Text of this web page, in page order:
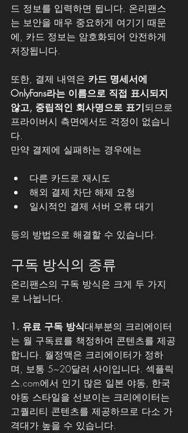
드 정보를 입력하면 됩니다. 온리팬스
는 보안을 매우 중요하게 여기기 때문
에, 카드 정보는 암호화되어 안전하게
저장됩니다.
또한, 결제 내역은 카드 명세서에
OnlyFans라는 이름으로 직접 표시되지
않고, 중립적인 회사명으로 표기되므로
프라이버시 측면에서도 걱정이 없습니
다.
만약 결제에 실패하는 경우에는
다른 카드로 재시도
해외 결제 차단 해제 요청
일시적인 결제 서버 오류 대기
등의 방법으로 해결할 수 있습니다.
구독 방식의 종류
온리팬스의 구독 방식은 크게 두 가지
로 나뉩니다.
1. 유료 구독 방식대부분의 크리에이터
는 월 구독료를 책정하여 콘텐츠를 제공
합니다. 월정액은 크리에이터가 정하
며, 보통 5~20달러 사이입니다. 섹플릭
스.com에서 인기 많은 일본 야동, 한국
야동 스타일을 선보이는 크리에이터는
고퀄리티 콘텐츠를 제공하므로 다소 가
격대가 높을 수 있습니다.